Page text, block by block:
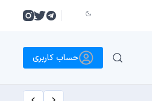
حساب کاربری